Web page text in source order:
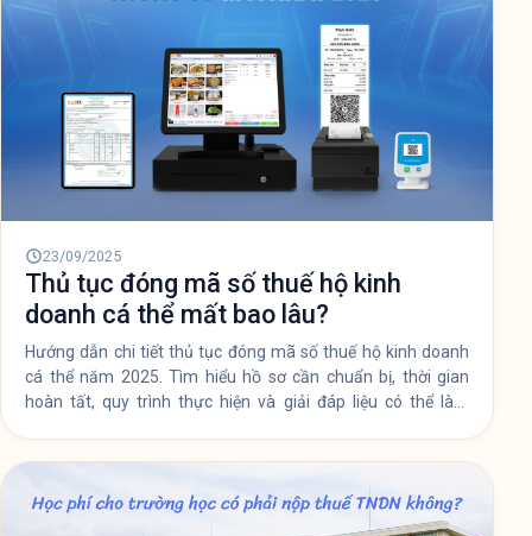
23/09/2025
Thủ tục đóng mã số thuế hộ kinh
doanh cá thể mất bao lâu?
Hướng dẫn chi tiết thủ tục đóng mã số thuế hộ kinh doanh
cá thể năm 2025. Tìm hiểu hồ sơ cần chuẩn bị, thời gian
hoàn tất, quy trình thực hiện và giải đáp liệu có thể làm